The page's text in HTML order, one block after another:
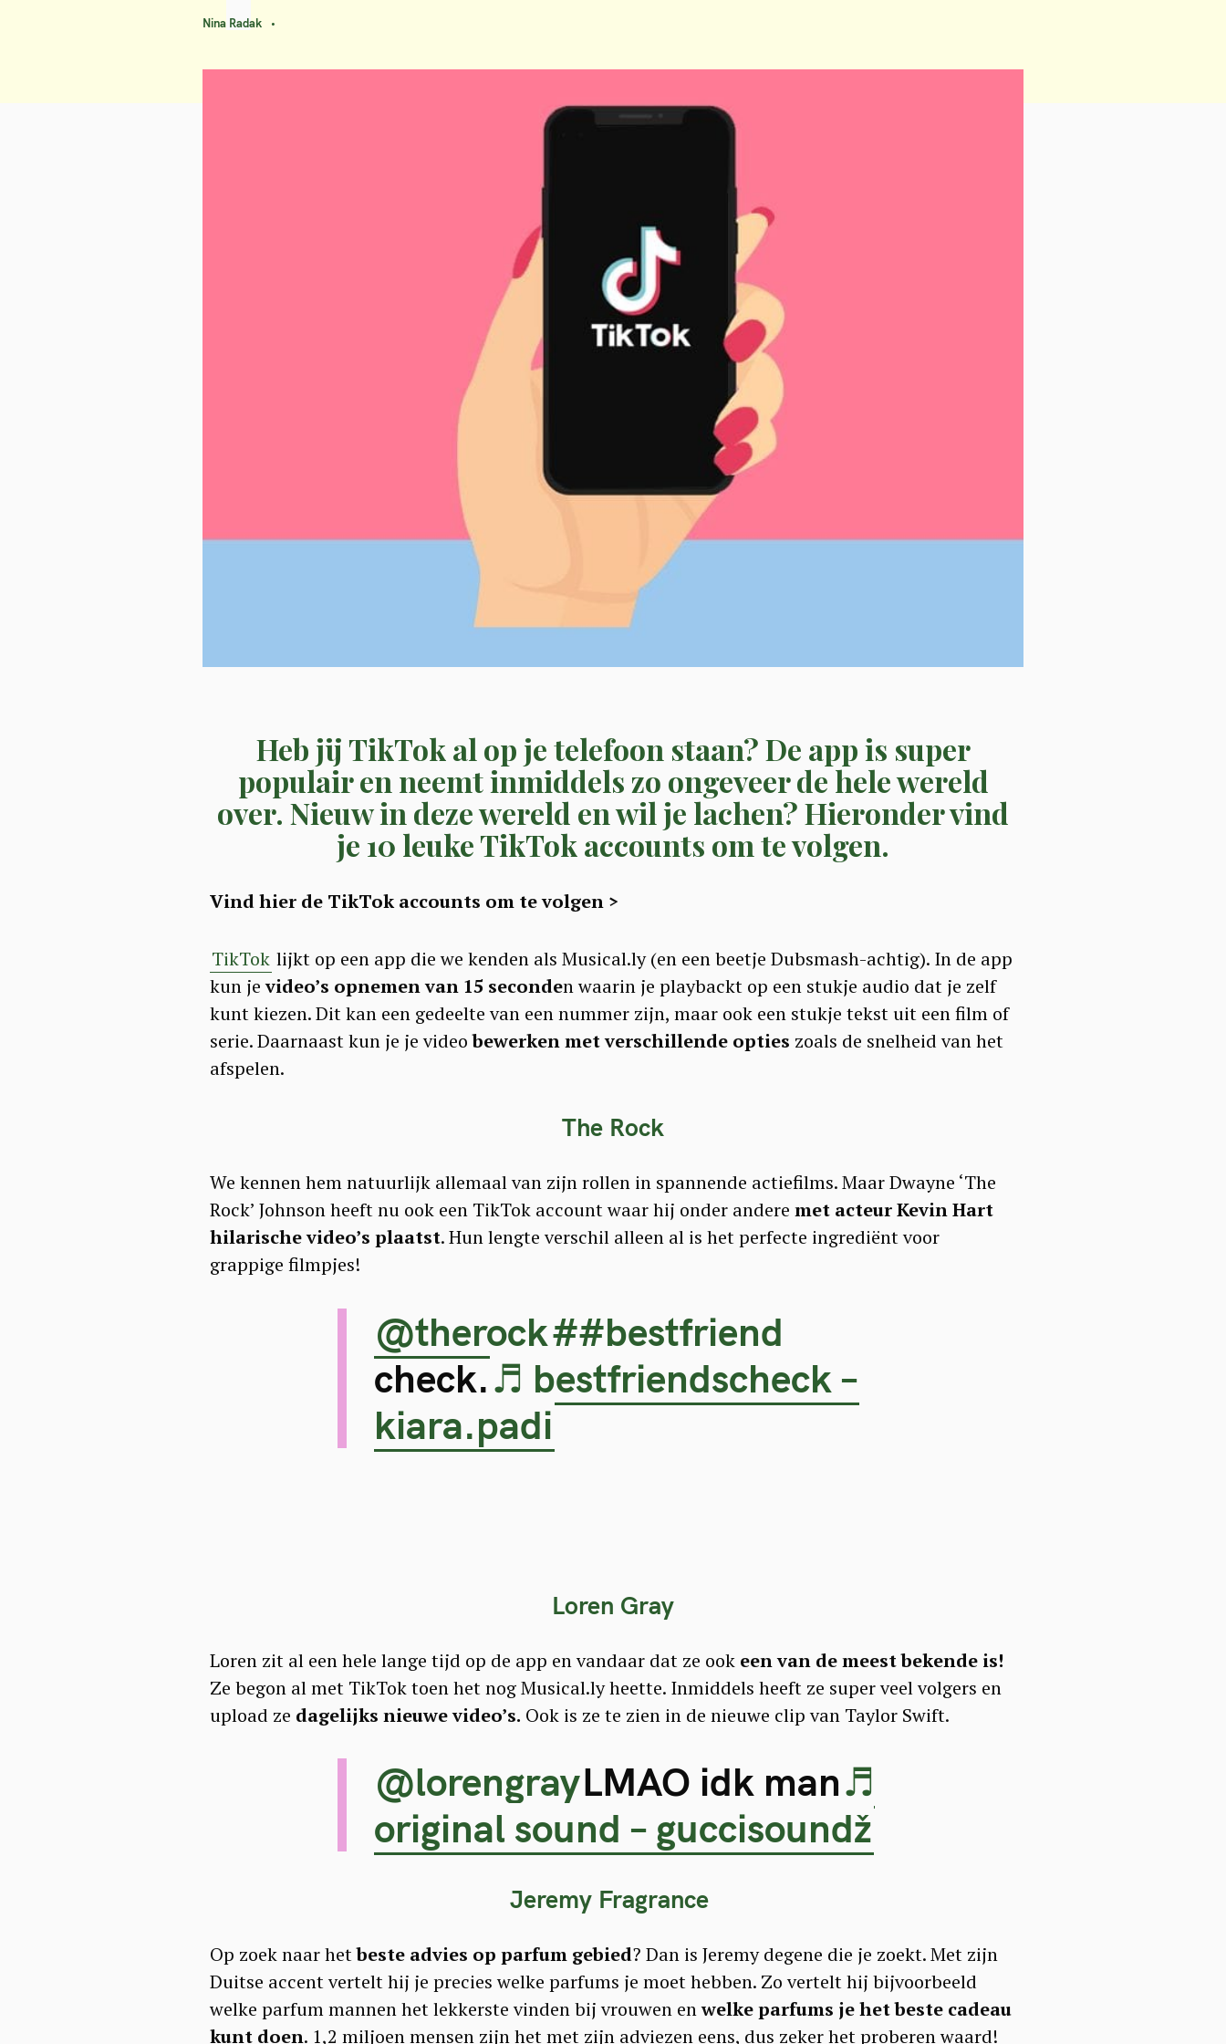
Nina Radak
Heb jij TikTok al op je telefoon staan? De app is super
populair en neemt inmiddels zo ongeveer de hele wereld
over. Nieuw in deze wereld en wil je lachen? Hieronder vind
je 10 leuke TikTok accounts om te volgen.
Vind hier de TikTok accounts om te volgen >
TikTok lijkt op een app die we kenden als Musical.ly (en een beetje Dubsmash-achtig). In de app
kun jevideo’s opnemen van 15 seconden waarin je playbackt op een stukje audio dat je zelf
kunt kiezen. Dit kan een gedeelte van een nummer zijn, maar ook een stukje tekst uit een film of
serie. Daarnaast kun je je videobewerken met verschillende opties zoals de snelheid van het
afspelen.
The Rock
We kennen hem natuurlijk allemaal van zijn rollen in spannende actiefilms. Maar Dwayne ‘The
Rock’ Johnson heeft nu ook een TikTok account waar hij onder andere met acteur Kevin Hart
hilarische video’s plaatst. Hun lengte verschil alleen al is het perfecte ingrediënt voor
grappige filmpjes!
@therock##bestfriend
check.♬ bestfriendscheck –
kiara.padi
Loren Gray
Loren zit al een hele lange tijd op de app en vandaar dat ze ookeen van de meest bekende is!
Ze begon al met TikTok toen het nog Musical.ly heette. Inmiddels heeft ze super veel volgers en
upload ze dagelijks nieuwe video’s. Ook is ze te zien in de nieuwe clip van Taylor Swift.
@lorengrayLMAO idk man♬
original sound – guccisoundž
Jeremy Fragrance
Op zoek naar hetbeste advies op parfum gebied? Dan is Jeremy degene die je zoekt. Met zijn
Duitse accent vertelt hij je precies welke parfums je moet hebben. Zo vertelt hij bijvoorbeeld
welke parfum mannen het lekkerste vinden bij vrouwen enwelke parfums je het beste cadeau
kunt doen. 1,2 miljoen mensen zijn het met zijn adviezen eens, dus zeker het proberen waard!
Press Esc to cancel.